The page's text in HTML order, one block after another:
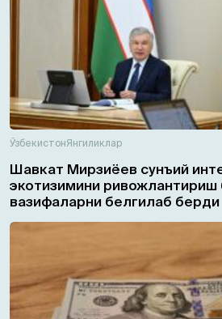
ЎзбекистонЯнгиликлар
Шавкат Мирзиёев сунъий
экотизимини ривожлантириш
вазифаларни белгилаб берди